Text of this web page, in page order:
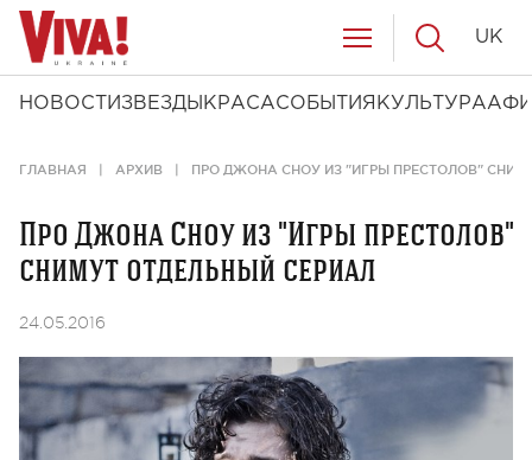
НОВОСТИ ЗВЕЗДЫ КРАСАСОБЫТИЯ КУЛЬТУРА
UK
ГЛАВНАЯ АРХИВ ПРО ДЖОНА СНОУ ИЗ "ИГРЫ ПРЕСТОЛОВ"
Про Джона Сноу из "Игры престолов"
снимут отдельный сериал
24.05.2016